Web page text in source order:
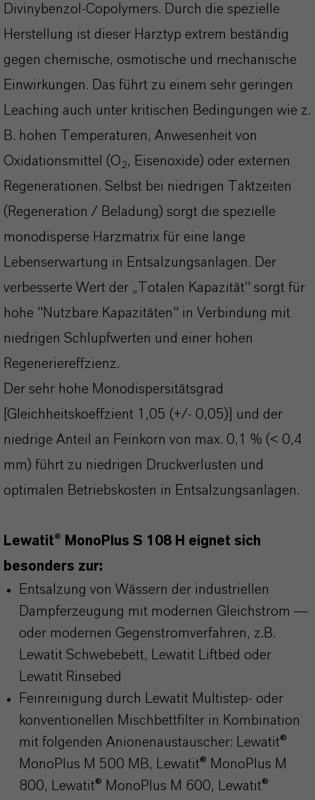
Divinybenzol-Copolymers. Durch die spezielle
Herstellung ist dieser Harztyp extrem beständig
gegen chemische, osmotische und mechanische
Einwirkungen. Das führt zu einem sehr geringen
Leaching auch unter kritischen Bedingungen wie z.
B. hohen Temperaturen, Anwesenheit von
Oxidationsmittel (O 2, Eisenoxide) oder externen
Regenerationen. Selbst bei niedrigen Taktzeiten
(Regeneration / Beladung) sorgt die spezielle
monodisperse Harzmatrix für eine lange
Lebenserwartung in Entsalzungsanlagen. Der
verbesserte Wert der „Totalen Kapazität" sorgt für
hohe "Nutzbare Kapazitäten" in Verbindung mit
niedrigen Schlupfwerten und einer hohen
Regeneriereffzienz.
Der sehr hohe Monodispersitätsgrad
[Gleichheitskoeffzient 1,05 (+/- 0,05)] und der
niedrige Anteil an Feinkorn von max. 0,1 % (< 0,4
mm) führt zu niedrigen Druckverlusten und
optimalen Betriebskosten in Entsalzungsanlagen.
Lewatit® MonoPlus S 108 H eignet sich
besonders zur:
Entsalzung von Wässern der industriellen
Dampferzeugung mit modernen Gleichstrom —
oder modernen Gegenstromverfahren, z.B.
Lewatit Schwebebett, Lewatit Liftbed oder
Lewatit Rinsebed
Feinreinigung durch Lewatit Multistep- oder
konventionellen Mischbettfilter in Kombination
mit folgenden Anionenaustauscher: Lewatit®
MonoPlus M 500 MB, Lewatit® MonoPlus M
800, Lewatit® MonoPlus M 600, Lewatit®